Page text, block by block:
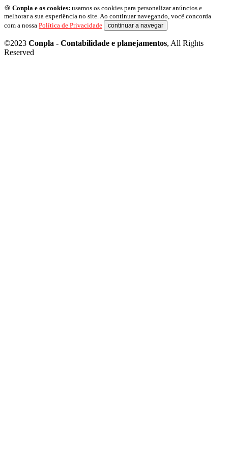
🍪 Conpla e os cookies: usamos os cookies para personalizar anúncios e
melhorar a sua experiência no site. Ao continuar navegando, você concorda
com a nossa Política de Privacidade continuar a navegar
©2023 Conpla - Contabilidade e planejamentos, All Rights
Reserved